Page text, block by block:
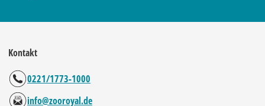
Kontakt
0221/1773-1000
info@zooroyal.de